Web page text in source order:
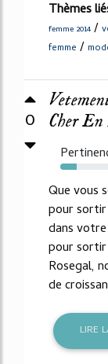
Thèmes
femme 2014 /
femme /
0
Cher En
30%
Que vous
pour
dans
pour
Rosegal,
de
LIRE